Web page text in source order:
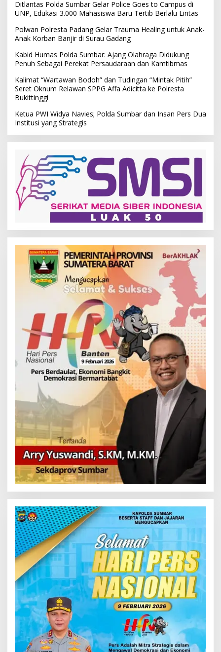
Ditlantas Polda Sumbar Gelar Police Goes to Campus di
UNP, Edukasi 3.000 Mahasiswa Baru Tertib Berlalu Lintas
Polwan Polresta Padang Gelar Trauma Healing untuk Anak-
Anak Korban Banjir di Surau Gadang
Kabid Humas Polda Sumbar: Ajang Olahraga Didukung
Penuh Sebagai Perekat Persaudaraan dan Kamtibmas
Kalimat “Wartawan Bodoh” dan Tudingan “Mintak Pitih”
Seret Oknum Relawan SPPG Affa Adicitta ke Polresta
Bukittinggi
Ketua PWI Widya Navies; Polda Sumbar dan Insan Pers Dua
Institusi yang Strategis